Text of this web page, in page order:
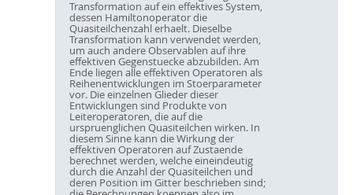
Transformation auf ein effektives System,
dessen Hamiltonoperator die
Quasiteilchenzahl erhaelt. Dieselbe
Transformation kann verwendet werden,
um auch andere Observablen auf ihre
effektiven Gegenstuecke abzubilden. Am
Ende liegen alle effektiven Operatoren als
Reihenentwicklungen im Stoerparameter
vor. Die einzelnen Glieder dieser
Entwicklungen sind Produkte von
Leiteroperatoren, die auf die
urspruenglichen Quasiteilchen wirken. In
diesem Sinne kann die Wirkung der
effektiven Operatoren auf Zustaende
berechnet werden, welche eineindeutig
durch die Anzahl der Quasiteilchen und
deren Position im Gitter beschrieben sind;